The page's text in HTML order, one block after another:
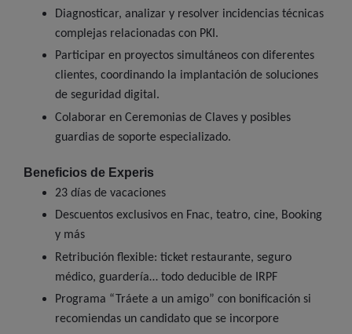
Diagnosticar, analizar y resolver incidencias técnicas
complejas relacionadas con PKI.
Participar en proyectos simultáneos con diferentes
clientes, coordinando la implantación de soluciones
de seguridad digital.
Colaborar en Ceremonias de Claves y posibles
guardias de soporte especializado.
Beneficios de Experis
23 días de vacaciones
Descuentos exclusivos en Fnac, teatro, cine, Booking
y más
Retribución flexible: ticket restaurante, seguro
médico, guardería… todo deducible de IRPF
Programa “Tráete a un amigo” con bonificación si
recomiendas un candidato que se incorpore